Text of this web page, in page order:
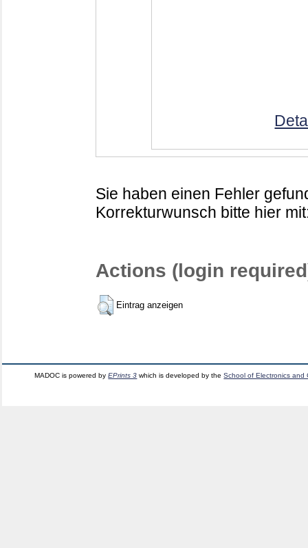
Sie haben einen Fehler
Korrekturwunsch bitte hier
Actions (login
Eintrag anzeigen
MADOC is powered byEPrints 3 which is developed by theSchool of Electronics and